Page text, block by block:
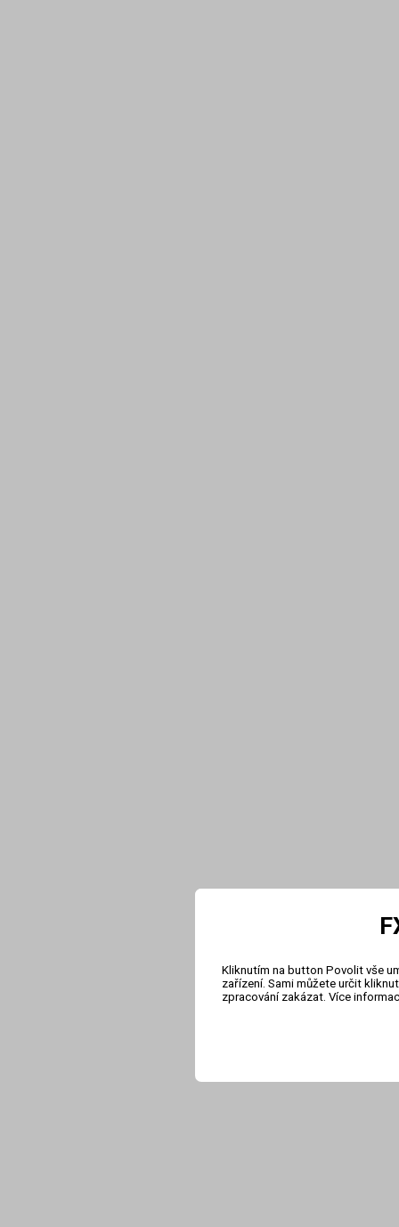
Kliknutím na button Povolit vše
zařízení. Sami můžete určit
zpracování zakázat. Více